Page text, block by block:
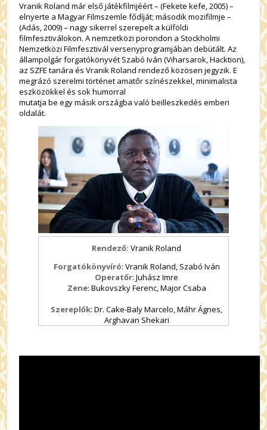
Vranik Roland már első játékfilmjéért – (Fekete kefe, 2005) –
elnyerte a Magyar Filmszemle fődíját; második mozifilmje –
(Adás, 2009) – nagy sikerrel szerepelt a külföldi
filmfesztiválokon. A nemzetközi porondon a Stockholmi
Nemzetközi Filmfesztivál versenyprogramjában debütált. Az
állampolgár forgatókönyvét Szabó Iván (Viharsarok, Hacktion),
az SZFE tanára és Vranik Roland rendező közösen jegyzik. E
megrázó szerelmi történet amatőr színészekkel, minimalista
eszközökkel és sok humorral
mutatja be egy másik országba való beilleszkedés emberi
oldalát.
Rendező: Vranik Roland
Forgatókönyvíró: Vranik Roland, Szabó Iván
Operatőr: Juhász Imre
Zene: Bukovszky Ferenc, Major Csaba
Szereplők: Dr. Cake-Baly Marcelo, Máhr Ágnes,
Arghavan Shekari